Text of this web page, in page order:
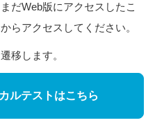
だWeb版にアクセスしたこ
らアクセスしてください。
移します。
ルテストはこちら